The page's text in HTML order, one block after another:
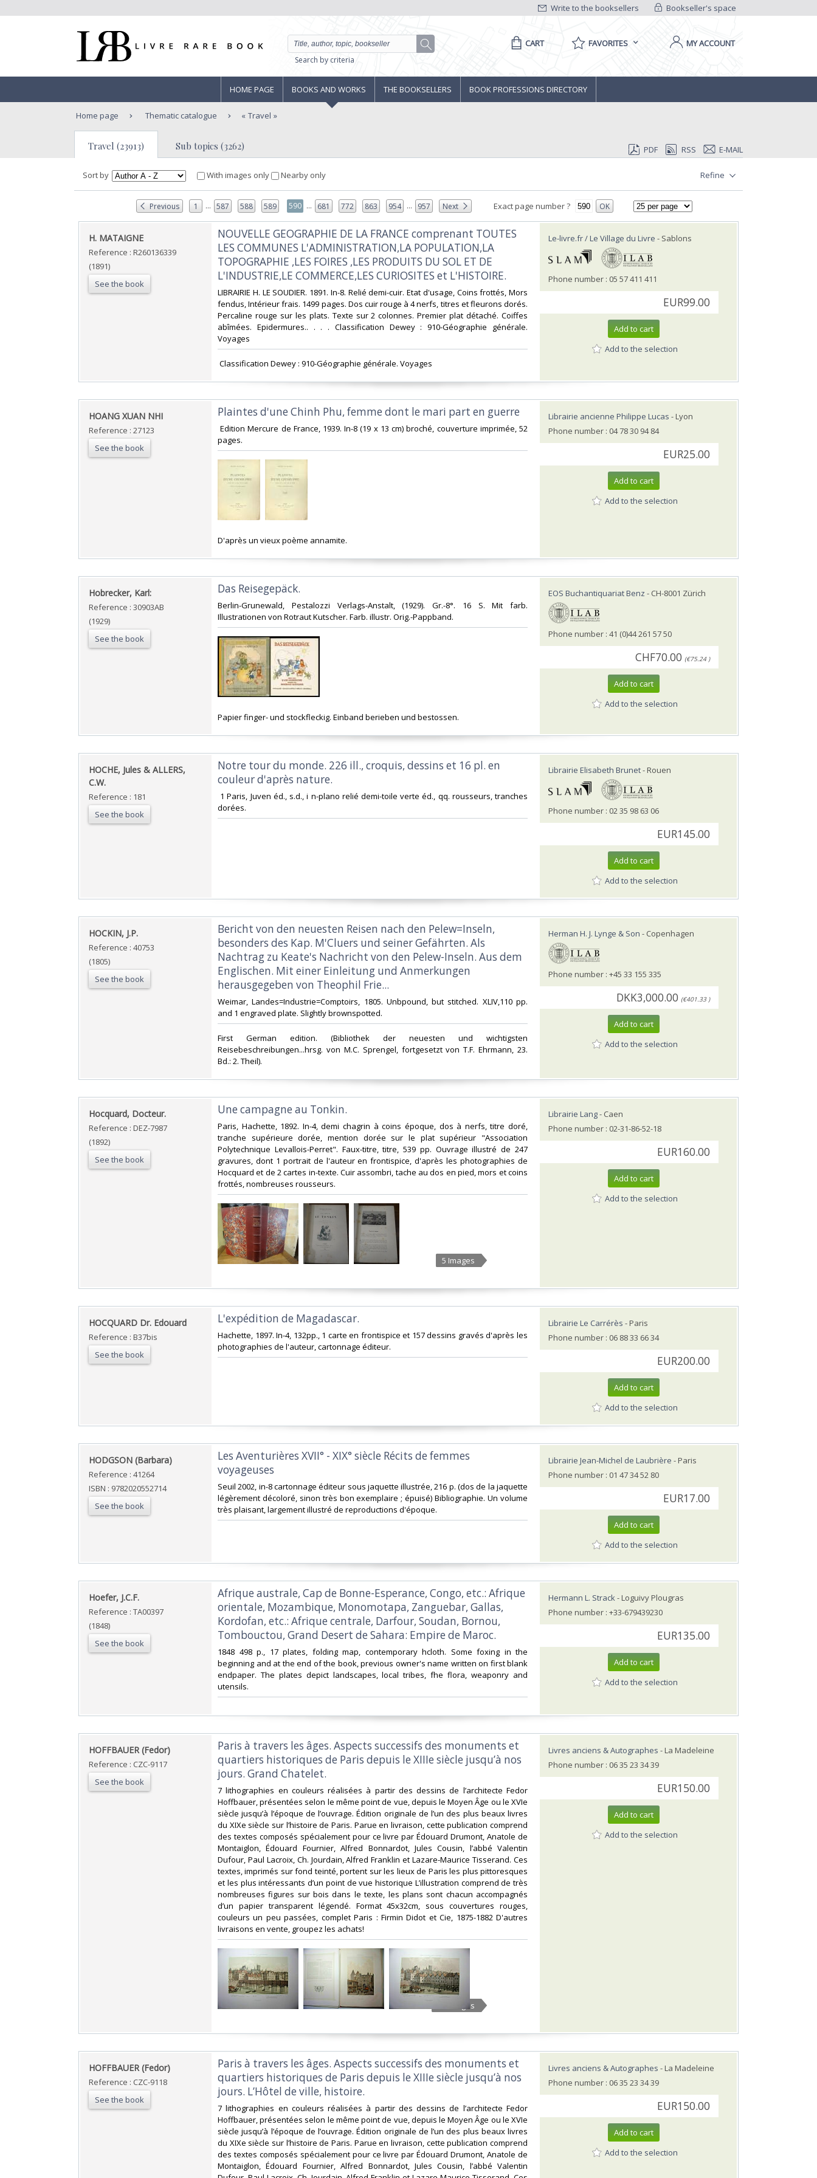
Bookseller's space
Write to the booksellers
Search by criteria
CART FAVORITES MY ACCOUNT
HOME PAGE BOOKS AND WORKS THE BOOKSELLERS BOOK PROFESSIONS DIRECTORY
Home page Thematic catalogue Travel
Travel (23913) Sub topics (3262) PDF RSS E-MAIL
Sort by With images only Nearby only Refine
Previous 1 ... 587 588 589 590 ... 681 772 863 954 ... 957 Next Exact page number ? OK
‎H. MATAIGNE‎
Reference : R260136339
(1891)
See the book
‎NOUVELLE GEOGRAPHIE DE LA FRANCE comprenant TOUTES
LES COMMUNES L'ADMINISTRATION,LA POPULATION,LA
TOPOGRAPHIE ,LES FOIRES ,LES PRODUITS DU SOL ET DE
L'INDUSTRIE,LE COMMERCE,LES CURIOSITES et L'HISTOIRE.‎
‎LIBRAIRIE H. LE SOUDIER. 1891. In-8. Relié demi-cuir. Etat d'usage, Coins frottés, Mors
fendus, Intérieur frais. 1499 pages. Dos cuir rouge à 4 nerfs, titres et fleurons dorés.
Percaline rouge sur les plats. Texte sur 2 colonnes. Premier plat détaché. Coiffes
abîmées. Epidermures.. . . . Classification Dewey : 910-Géographie générale.
Voyages‎
‎ Classification Dewey : 910-Géographie générale. Voyages‎
Le-livre.fr / Le Village du Livre - Sablons
Phone number : 05 57 411 411
EUR99.00
Add to cart
Add to the selection
‎HOANG XUAN NHI‎
Reference : 27123
See the book
‎Plaintes d'une Chinh Phu, femme dont le mari part en guerre‎
‎ Edition Mercure de France, 1939. In-8 (19 x 13 cm) broché, couverture imprimée, 52
pages.‎
‎D'après un vieux poème annamite. ‎
Librairie ancienne Philippe Lucas - Lyon
Phone number : 04 78 30 94 84
EUR25.00
Add to cart
Add to the selection
‎Hobrecker, Karl:‎
Reference : 30903AB
(1929)
See the book
‎Das Reisegepäck.‎
‎Berlin-Grunewald, Pestalozzi Verlags-Anstalt, (1929). Gr.-8°. 16 S. Mit farb.
Illustrationen von Rotraut Kutscher. Farb. illustr. Orig.-Pappband.‎
‎Papier finger- und stockfleckig. Einband berieben und bestossen.‎
EOS Buchantiquariat Benz - CH-8001 Zürich
Phone number : 41 (0)44 261 57 50
CHF70.00 (€75.24 )
Add to cart
Add to the selection
‎HOCHE, Jules & ALLERS,
C.W.‎
Reference : 181
See the book
‎Notre tour du monde. 226 ill., croquis, dessins et 16 pl. en
couleur d'après nature.‎
‎ 1 Paris, Juven éd., s.d., i n-plano relié demi-toile verte éd., qq. rousseurs, tranches
dorées. ‎
Librairie Elisabeth Brunet- Rouen
Phone number : 02 35 98 63 06
EUR145.00
Add to cart
Add to the selection
‎HOCKIN, J.P.‎
Reference : 40753
(1805)
See the book
‎Bericht von den neuesten Reisen nach den Pelew=Inseln,
besonders des Kap. M'Cluers und seiner Gefährten. Als
Nachtrag zu Keate's Nachricht von den Pelew-Inseln. Aus dem
Englischen. Mit einer Einleitung und Anmerkungen
herausgegeben von Theophil Frie...‎
‎Weimar, Landes=Industrie=Comptoirs, 1805. Unbpound, but stitched. XLIV,110 pp.
and 1 engraved plate. Slightly brownspotted.‎
‎First German edition. (Bibliothek der neuesten und wichtigsten
Reisebeschreibungen...hrsg. von M.C. Sprengel, fortgesetzt von T.F. Ehrmann, 23.
Bd.: 2. Theil). ‎
Herman H. J. Lynge & Son - Copenhagen
Phone number : +45 33 155 335
DKK3,000.00 (€401.33 )
Add to cart
Add to the selection
‎Hocquard, Docteur.‎
Reference : DEZ-7987
(1892)
See the book
‎Une campagne au Tonkin. ‎
‎Paris, Hachette, 1892. In-4, demi chagrin à coins époque, dos à nerfs, titre doré,
tranche supérieure dorée, mention dorée sur le plat supérieur "Association
Polytechnique Levallois-Perret". Faux-titre, titre, 539 pp. Ouvrage illustré de 247
gravures, dont 1 portrait de l'auteur en frontispice, d'après les photographies de
Hocquard et de 2 cartes in-texte. Cuir assombri, tache au dos en pied, mors et coins
frottés, nombreuses rousseurs.‎
5 Images
Librairie Lang- Caen
Phone number : 02-31-86-52-18
EUR160.00
Add to cart
Add to the selection
‎HOCQUARD Dr. Edouard‎
Reference : B37bis
See the book
‎L'expédition de Magadascar.‎
‎Hachette, 1897. In-4, 132pp., 1 carte en frontispice et 157 dessins gravés d'après les
photographies de l'auteur, cartonnage éditeur.‎
Librairie Le Carrérès - Paris
Phone number : 06 88 33 66 34
EUR200.00
Add to cart
Add to the selection
‎HODGSON (Barbara)‎
Reference : 41264
ISBN : 9782020552714
See the book
‎Les Aventurières XVII° - XIX° siècle Récits de femmes
voyageuses‎
‎Seuil 2002, in-8 cartonnage éditeur sous jaquette illustrée, 216 p. (dos de la jaquette
légèrement décoloré, sinon très bon exemplaire ; épuisé) Bibliographie. Un volume
très plaisant, largement illustré de reproductions d'époque. ‎
Librairie Jean-Michel de Laubrière - Paris
Phone number : 01 47 34 52 80
EUR17.00
Add to cart
Add to the selection
‎Hoefer, J.C.F.‎
Reference : TA00397
(1848)
See the book
‎Afrique australe, Cap de Bonne-Esperance, Congo, etc.: Afrique
orientale, Mozambique, Monomotapa, Zanguebar, Gallas,
Kordofan, etc.: Afrique centrale, Darfour, Soudan, Bornou,
Tombouctou, Grand Desert de Sahara: Empire de Maroc.‎
‎1848 498 p., 17 plates, folding map, contemporary hcloth. Some foxing in the
beginning and at the end of the book, previous owner's name written on first blank
endpaper. The plates depict landscapes, local tribes, fhe flora, weaponry and
utensils.‎
Hermann L. Strack- Loguivy Plougras
Phone number : +33-679439230
EUR135.00
Add to cart
Add to the selection
‎HOFFBAUER (Fedor)‎
Reference : CZC-9117
See the book
‎Paris à travers les âges. Aspects successifs des monuments et
quartiers historiques de Paris depuis le XIIIe siècle jusqu’à nos
jours. Grand Chatelet.‎
‎7 lithographies en couleurs réalisées à partir des dessins de l’architecte Fedor
Hoffbauer, présentées selon le même point de vue, depuis le Moyen Âge ou le XVIe
siècle jusqu’à l’époque de l’ouvrage. Édition originale de l’un des plus beaux livres
du XIXe siècle sur l’histoire de Paris. Parue en livraison, cette publication comprend
des textes composés spécialement pour ce livre par Édouard Drumont, Anatole de
Montaiglon, Édouard Fournier, Alfred Bonnardot, Jules Cousin, l’abbé Valentin
Dufour, Paul Lacroix, Ch. Jourdain, Alfred Franklin et Lazare-Maurice Tisserand. Ces
textes, imprimés sur fond teinté, portent sur les lieux de Paris les plus pittoresques
et les plus intéressants d’un point de vue historique L’illustration comprend de très
nombreuses figures sur bois dans le texte, les plans sont chacun accompagnés
d’un papier transparent légendé. Format 45x32cm, sous couvertures rouges,
couleurs un peu passées, complet Paris : Firmin Didot et Cie, 1875-1882 D'autres
livraisons en vente, groupez les achats!‎
12 Images
Livres anciens & Autographes - La Madeleine
Phone number : 06 35 23 34 39
EUR150.00
Add to cart
Add to the selection
‎HOFFBAUER (Fedor)‎
Reference : CZC-9118
See the book
‎Paris à travers les âges. Aspects successifs des monuments et
quartiers historiques de Paris depuis le XIIIe siècle jusqu’à nos
jours. L’Hôtel de ville, histoire.‎
‎7 lithographies en couleurs réalisées à partir des dessins de l’architecte Fedor
Hoffbauer, présentées selon le même point de vue, depuis le Moyen Âge ou le XVIe
siècle jusqu’à l’époque de l’ouvrage. Édition originale de l’un des plus beaux livres
du XIXe siècle sur l’histoire de Paris. Parue en livraison, cette publication comprend
des textes composés spécialement pour ce livre par Édouard Drumont, Anatole de
Montaiglon, Édouard Fournier, Alfred Bonnardot, Jules Cousin, l’abbé Valentin
Livres anciens & Autographes - La Madeleine
Phone number : 06 35 23 34 39
EUR150.00
Add to cart
Add to the selection